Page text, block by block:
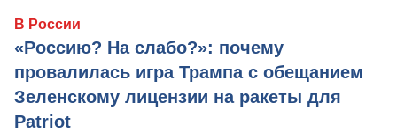
В России
«Россию? На слабо?»: почему
провалилась игра Трампа с обещанием
Зеленскому лицензии на ракеты для
Patriot